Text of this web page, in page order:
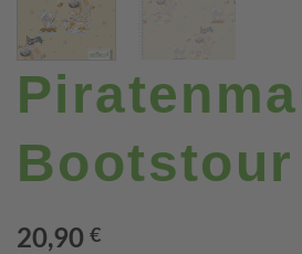
Bootstour
20,90 €